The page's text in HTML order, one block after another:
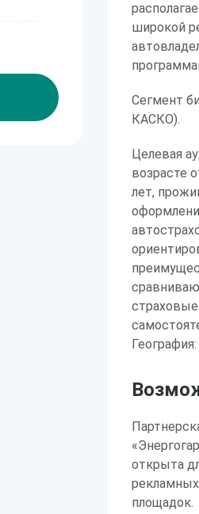
широкой
Сегмент
КАСКО).
Целевая
возрасте
лет,
открыта
рекламных
площадок.